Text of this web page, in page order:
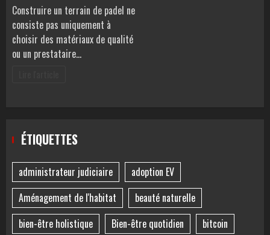
Construire un terrain de padel ne
consiste pas uniquement à
choisir des matériaux de qualité
ou un prestataire…
ÉTIQUETTES
administrateur judiciaire
adoption EV
Aménagement de l'habitat
beauté naturelle
bien-être holistique
Bien-être quotidien
bitcoin